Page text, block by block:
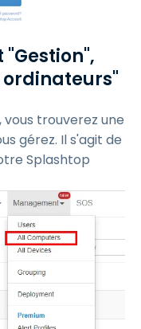
"Gestion",
ordinateurs"
vous trouverez une
gérez. Il s'agit de
Splashtop